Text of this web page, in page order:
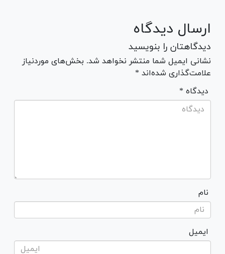
ارسال دیدگاه
دیدگاهتان را بنویسید
نشانی ایمیل شما منتشر نخواهد شد. بخش‌های موردنیاز
علامت‌گذاری شده‌اند *
* دیدگاه
نام
ایمیل